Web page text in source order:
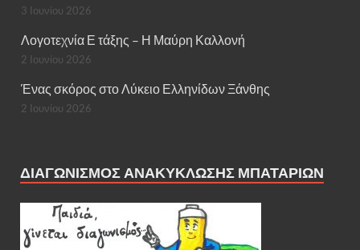
3 Ιουνίου 2026
Λογοτεχνία Ε τάξης – Η Μαύρη Καλλονή
2 Ιουνίου 2026
Ένας σκόρος στο Λύκειο Ελληνίδων Ξάνθης
2 Ιουνίου 2026
ΔΙΑΓΩΝΙΣΜΌΣ ΑΝΑΚΎΚΛΩΣΗΣ ΜΠΑΤΑΡΙΏΝ